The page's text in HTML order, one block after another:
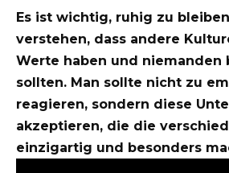
Es ist wichtig, ruhig zu
verstehen, dass andere
Werte haben und niemanden
sollten. Man sollte nicht zu
reagieren, sondern diese
akzeptieren, die die
einzigartig und besonders